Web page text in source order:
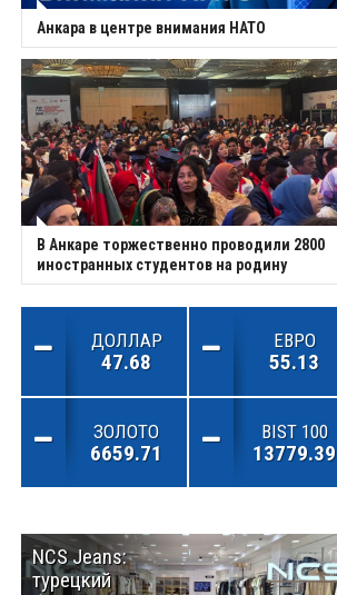
Анкара в центре внимания НАТО
В Анкаре торжественно проводили 2800
иностранных студентов на родину
ДОЛЛАР
47.68
ЕВРО
55.13
ЗОЛОТО
6659.71
BIST 100
13779.39
NCS Jeans:
турецкий